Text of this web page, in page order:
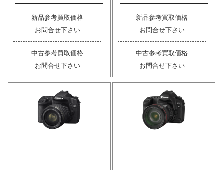
新品参考買取価格
お問合せ下さい
中古参考買取価格
お問合せ下さい
新品参考買取価格
お問合せ下さい
中古参考買取価格
お問合せ下さい